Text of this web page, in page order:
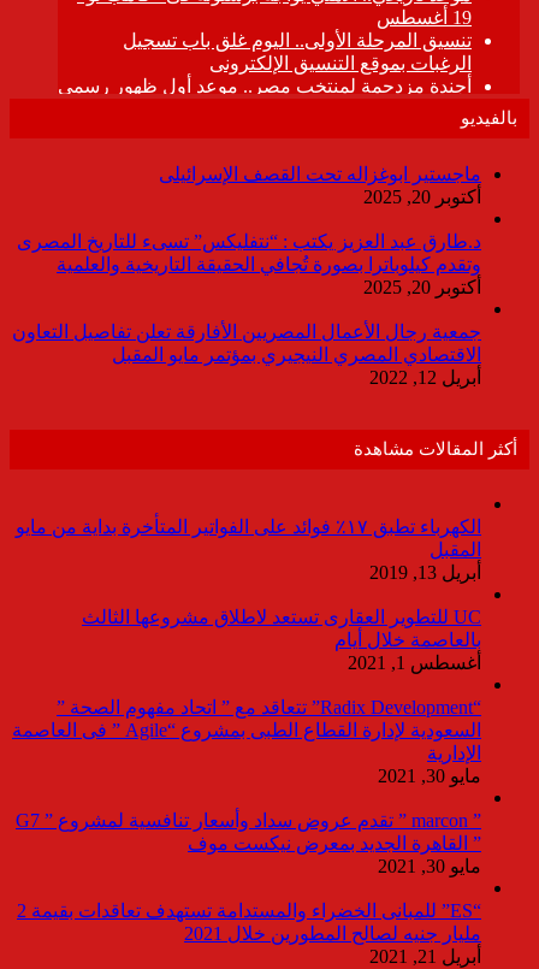
بالفيديو
ماجستير ابوغزاله تحت القصف الإسرائيلى
أكتوبر 20, 2025
د.طارق عبد العزيز يكتب : “نتفليكس” تسىء للتاريخ المصرى
وتقدم كيلوباترا بصورة تُجافي الحقيقة التاريخية والعلمية
أكتوبر 20, 2025
جمعية رجال الأعمال المصريين الأفارقة تعلن تفاصيل التعاون
الاقتصادي المصري النيجيري بمؤتمر مايو المقبل
أبريل 12, 2022
أكثر المقالات مشاهدة
الكهرباء تطبق ١٧٪ فوائد على الفواتير المتأخرة بداية من مايو
المقبل
أبريل 13, 2019
UC للتطوير العقارى تستعد لاطلاق مشروعها الثالث
بالعاصمة خلال أيام
أغسطس 1, 2021
“Radix Development” تتعاقد مع ” اتحاد مفهوم الصحة ”
السعودية لإدارة القطاع الطبى بمشروع “Agile ” فى العاصمة
الإدارية
مايو 30, 2021
” marcon ” تقدم عروض سداد وأسعار تنافسية لمشروع ” G7
” القاهرة الجديد بمعرض نيكست موف
مايو 30, 2021
“ES” للمبانى الخضراء والمستدامة تستهدف تعاقدات بقيمة 2
مليار جنيه لصالح المطورين خلال 2021
أبريل 21, 2021